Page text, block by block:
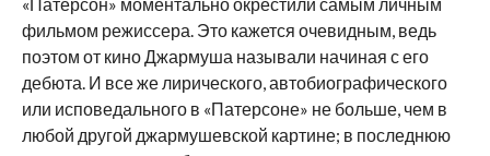
фильмом режиссера. Это кажется очевидным, ведь
поэтом от кино Джармуша называли начиная с его
дебюта. И все же лирического, автобиографического
или исповедального в «Патерсоне» не больше, чем в
любой другой джармушевской картине; в последнюю